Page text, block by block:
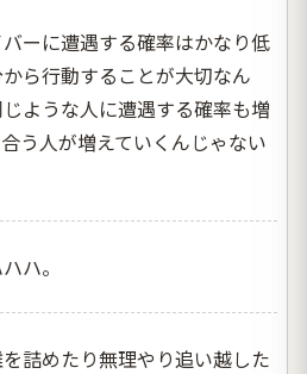
ーに遭遇する確率はかなり低
ら行動することが大切なん
ような人に遭遇する確率も増
う人が増えていくんじゃない
ハ。
詰めたり無理やり追い越した